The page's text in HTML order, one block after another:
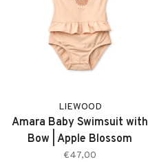
LIEWOOD
Amara Baby Swimsuit with
Bow | Apple Blossom
€47,00